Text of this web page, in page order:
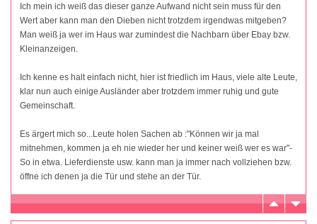
Ich mein ich weiß das dieser ganze Aufwand nicht sein muss für den
Wert aber kann man den Dieben nicht trotzdem irgendwas mitgeben?
Man weiß ja wer im Haus war zumindest die Nachbarn über Ebay bzw.
Kleinanzeigen.
Ich kenne es halt einfach nicht, hier ist friedlich im Haus, viele alte Leute,
klar nun auch einige Ausländer aber trotzdem immer ruhig und gute
Gemeinschaft.
Es ärgert mich so...Leute holen Sachen ab :"Können wir ja mal
mitnehmen, kommen ja eh nie wieder her und keiner weiß wer es war"-
So in etwa. Lieferdienste usw. kann man ja immer nach vollziehen bzw.
öffne ich denen ja die Tür und stehe an der Tür.